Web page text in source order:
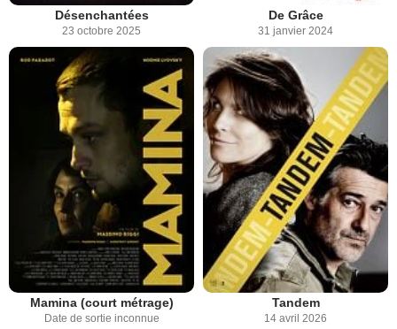
Désenchantées
23 octobre 2025
De Grâce
31 janvier 2024
Mamina (court métrage)
Date de sortie inconnue
Tandem
14 avril 2026